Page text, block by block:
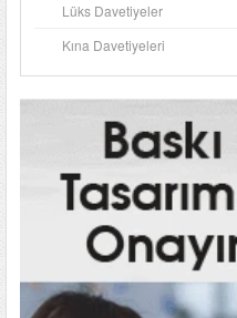
Lüks Davetiyeler
Kına Davetiyeleri